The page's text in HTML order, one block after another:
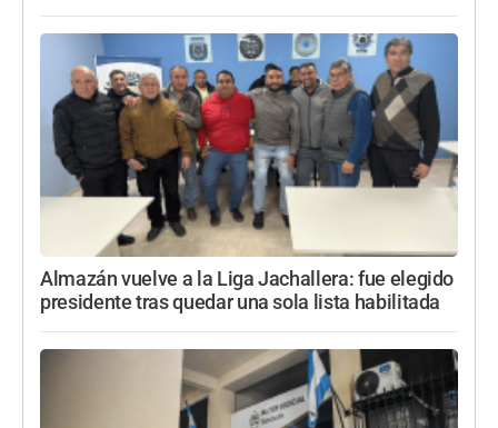
Almazán vuelve a la Liga Jachallera: fue elegido
presidente tras quedar una sola lista habilitada